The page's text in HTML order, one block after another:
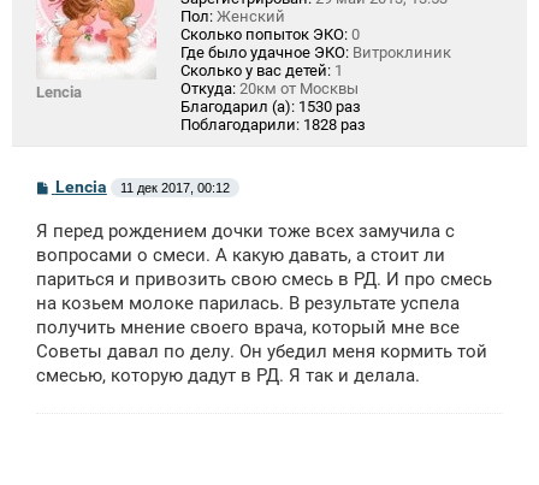
Lencia
Пол: Женский
Сколько попыток ЭКО: 0
Где было удачное ЭКО: Витроклиник
Сколько у вас детей: 1
Откуда: 20км от Москвы
Благодарил (а): 1530 раз
Поблагодарили: 1828 раз
С
б
щ
н
и
Lencia 11 дек 2017, 00:12
Я перед рождением дочки тоже всех замучила с
вопросами о смеси. А какую давать, а стоит ли
париться и привозить свою смесь в РД. И про смесь
на козьем молоке парилась. В результате успела
получить мнение своего врача, который мне все
Советы давал по делу. Он убедил меня кормить той
смесью, которую дадут в РД. Я так и делала.